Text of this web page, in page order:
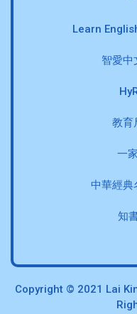
Learn
智愛中
教育
一
中華經典
知
Copyright © 2021 Lai